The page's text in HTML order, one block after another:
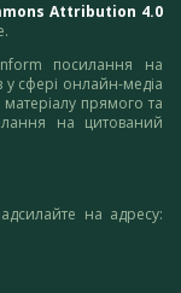
Attribution 4.0
посилання на
у сфері онлайн-медіа
прямого та
на цитований
на адресу: